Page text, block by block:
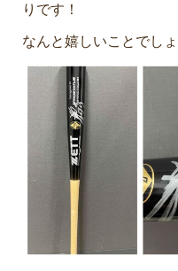
りです！
なんと嬉しいことでし